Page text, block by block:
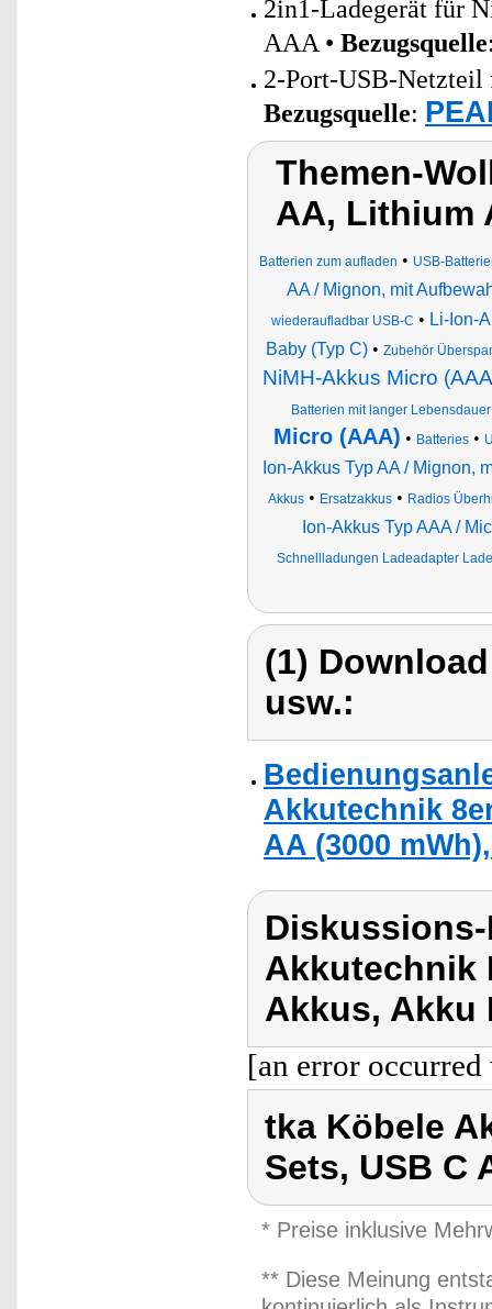
2in1-Ladegerät für
AAA • Bezugsquelle
2-Port-USB-Netzteil
Bezugsquelle:
Themen-
AA, Lithium
Batterien zum aufladen • USB-
AA / Mignon, mit
wiederaufladbar USB-C • Li-Ion-
Baby (Typ C) • Zubehör
NiMH-Akkus Micro
Batterien mit langer Lebensdauer
Micro (AAA) • Batteries•
Ion-Akkus Typ AA / Mignon,
Akkus• Ersatzakkus• Radios
Ion-Akkus Typ AAA /
Schnellladungen Ladeadapter
(1)
usw.:
Akkutechnik
AA (3000
Akkutechnik
Akkus, Akku
[an error
tka Köbele
Sets, USB C
* Preise inklusive
** Diese Meinung